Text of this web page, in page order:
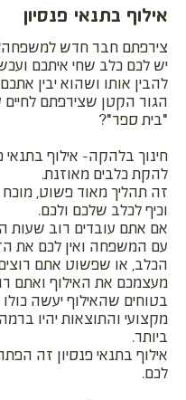
אילוף בתנאי פנסיון
צירפתם חבר חדש
יש לכם כלב שחי איתכם
להבין אותו ושהוא יבין
הגור הקטן שצירפתם
"בית ספר"?
חינוך בלהקה- אילוף בתנאי
להקת כלבים מאוזנת.
זה תהליך מאוד פשוט, מוכח
וכיף לכלב שלכם ולכם.
אם אתם עובדים רוב שעות
עם המשפחה ואין לכם את
הכלב, או שפשוט אתם
מעצמכם את האילוף ואתם
בטוחים שהאילוף יעשה
מקצועי והתוצאות יהיו
ביותר.
אילוף בתנאי פנסיון זה
לכם.